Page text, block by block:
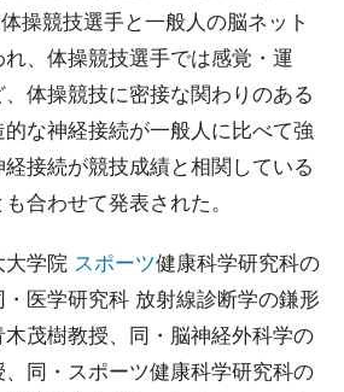
操競技選手と一般人の脳ネット
、体操競技選手では感覚・運
体操競技に密接な関わりのある
な神経接続が一般人に比べて強
接続が競技成績と相関している
合わせて発表された。
大学院 スポーツ健康科学研究科の
医学研究科 放射線診断学の鎌形
茂樹教授、同・脳神経外科学の
同・スポーツ健康科学研究科の